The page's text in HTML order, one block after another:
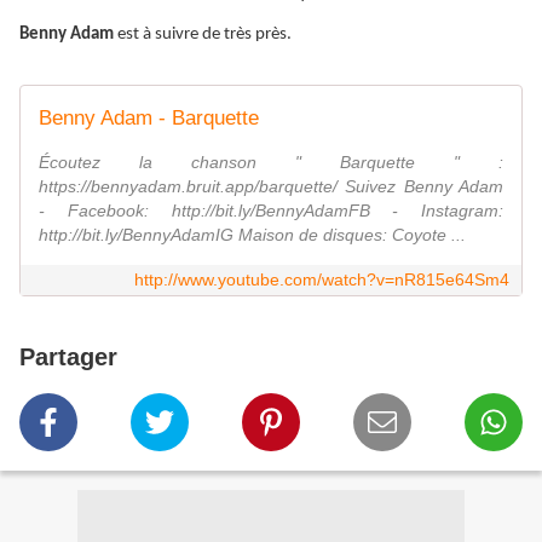
Benny Adam est à suivre de très près.
Benny Adam - Barquette
Écoutez la chanson " Barquette " :
https://bennyadam.bruit.app/barquette/ Suivez Benny Adam
- Facebook: http://bit.ly/BennyAdamFB - Instagram:
http://bit.ly/BennyAdamIG Maison de disques: Coyote ...
http://www.youtube.com/watch?v=nR815e64Sm4
Partager